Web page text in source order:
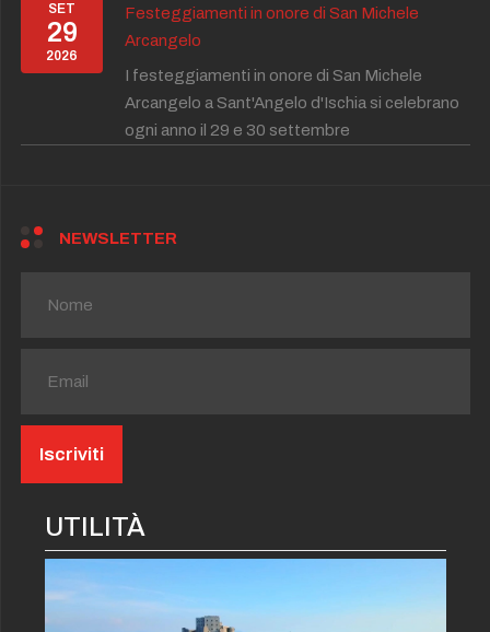
SET
29
2026
Festeggiamenti in onore di San Michele
Arcangelo
I festeggiamenti in onore di San Michele
Arcangelo a Sant'Angelo d'Ischia si celebrano
ogni anno il 29 e 30 settembre
NEWSLETTER
UTILITÀ